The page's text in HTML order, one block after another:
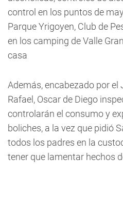
control en los puntos de
Parque Yrigoyen, Club de
en los camping de Valle
casa
Además, encabezado por el
Rafael, Oscar de Diego
controlarán el consumo y
boliches, a la vez que pidió
todos los padres en la
tener que lamentar hechos